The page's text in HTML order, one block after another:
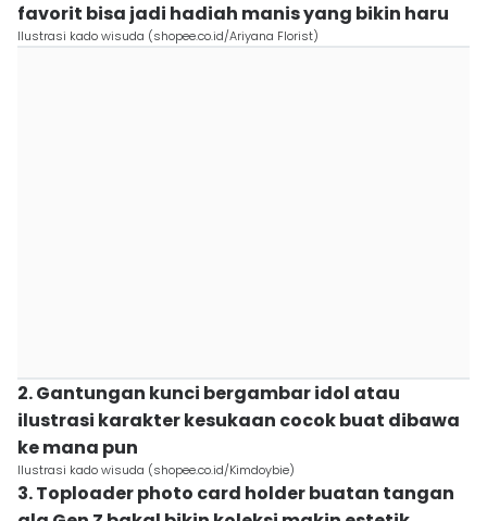
favorit bisa jadi hadiah manis yang bikin haru
Ilustrasi kado wisuda (shopee.co.id/Ariyana Florist)
2. Gantungan kunci bergambar idol atau
ilustrasi karakter kesukaan cocok buat dibawa
ke mana pun
Ilustrasi kado wisuda (shopee.co.id/Kimdoybie)
3. Toploader photo card holder buatan tangan